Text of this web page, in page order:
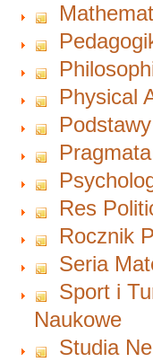
Physical
Res
Rocznik
Seria
Sport i
Naukowe
Studia